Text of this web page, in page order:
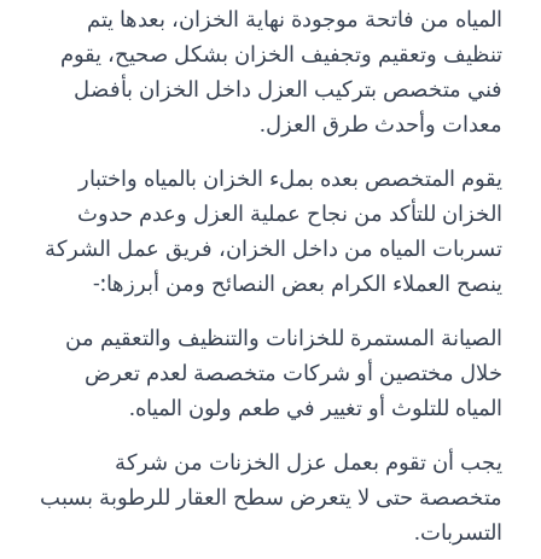
المياه من فاتحة موجودة نهاية الخزان، بعدها يتم
تنظيف وتعقيم وتجفيف الخزان بشكل صحيح، يقوم
فني متخصص بتركيب العزل داخل الخزان بأفضل
معدات وأحدث طرق العزل.
يقوم المتخصص بعده بملء الخزان بالمياه واختبار
الخزان للتأكد من نجاح عملية العزل وعدم حدوث
تسربات المياه من داخل الخزان، فريق عمل الشركة
ينصح العملاء الكرام بعض النصائح ومن أبرزها:-
الصيانة المستمرة للخزانات والتنظيف والتعقيم من
خلال مختصين أو شركات متخصصة لعدم تعرض
المياه للتلوث أو تغيير في طعم ولون المياه.
يجب أن تقوم بعمل عزل الخزنات من شركة
متخصصة حتى لا يتعرض سطح العقار للرطوبة بسبب
التسربات.